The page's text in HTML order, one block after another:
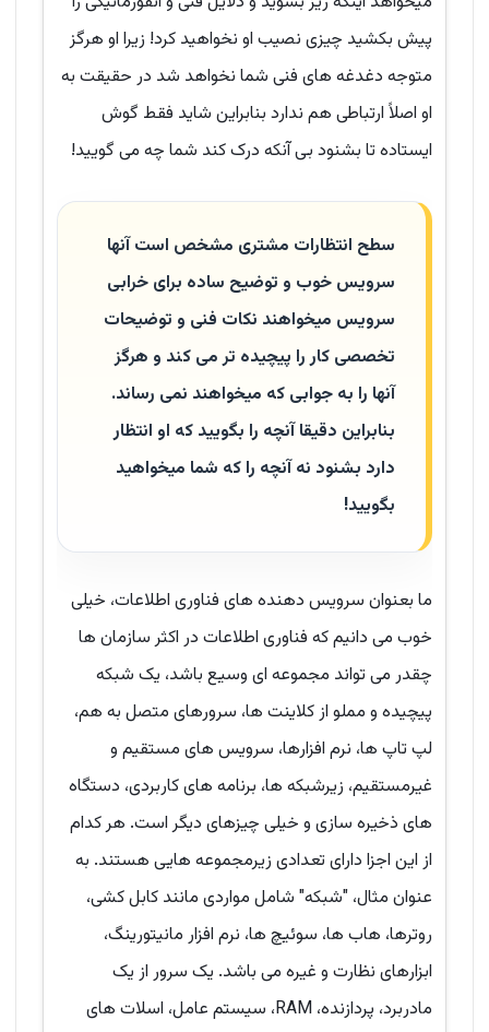
پیش بکشید چیزی نصیب او نخواهید کرد! زیرا او هرگز
متوجه دغدغه های فنی شما نخواهد شد در حقیقت به
او اصلاً ارتباطی هم ندارد بنابراین شاید فقط گوش
ایستاده تا بشنود بی آنکه درک کند شما چه می گویید!
سطح انتظارات مشتری مشخص است آنها
سرویس خوب و توضیح ساده برای خرابی
سرویس میخواهند نکات فنی و توضیحات
تخصصی کار را پیچیده تر می کند و هرگز
آنها را به جوابی که میخواهند نمی رساند.
بنابراین دقیقا آنچه را بگویید که او انتظار
دارد بشنود نه آنچه را که شما میخواهید
بگویید!
ما بعنوان سرویس دهنده های فناوری اطلاعات، خیلی
خوب می دانیم که فناوری اطلاعات در اکثر سازمان ها
چقدر می تواند مجموعه ای وسیع باشد، یک شبکه
پیچیده و مملو از کلاینت ها، سرورهای متصل به هم،
لپ تاپ ها، نرم افزارها، سرویس های مستقیم و
غیرمستقیم، زیرشبکه ها، برنامه های کاربردی، دستگاه
های ذخیره سازی و خیلی چیزهای دیگر است. هر کدام
از این اجزا دارای تعدادی زیرمجموعه هایی هستند. به
عنوان مثال، "شبکه" شامل مواردی مانند کابل کشی،
روترها، هاب ها، سوئیچ ها، نرم افزار مانیتورینگ،
ابزارهای نظارت و غیره می باشد. یک سرور از یک
مادربرد، پردازنده، RAM، سیستم عامل، اسلات های